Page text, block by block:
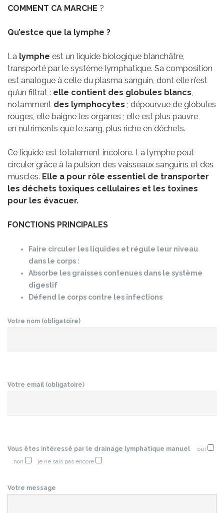
COMMENT CA MARCHE ?
Qu’estce que la lymphe ?
La lymphe est un liquide biologique blanchâtre,
transporté par le système lymphatique. Sa composition
est analogue à celle du plasma sanguin, dont elle n’est
qu’un filtrat : elle contient des globules blancs,
notamment des lymphocytes ; dépourvue de globules
rouges, elle baigne les organes ; elle est plus pauvre
en nutriments que le sang, plus riche en déchets.
Ce liquide est totalement incolore. La lymphe peut
circuler grâce à la pulsion des vaisseaux sanguins et des
muscles. Elle a pour rôle essentiel de transporter
les déchets toxiques cellulaires et les toxines
pour les évacuer.
FONCTIONS PRINCIPALES
Faire circuler les liquides et régule leur niveau
dans le corps :
Absorbe les graisses contenues dans le système
digestif
Défend le corps contre les infections
Votre nom (obligatoire)
Votre email (obligatoire)
Vous êtes intéressé par le drainage lymphatique manuel
oui
non
je ne sais pas encore
Votre message